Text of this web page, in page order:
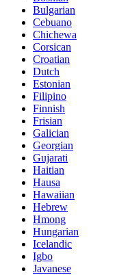
Bulgarian
Cebuano
Chichewa
Corsican
Croatian
Dutch
Estonian
Filipino
Finnish
Frisian
Galician
Georgian
Gujarati
Haitian
Hausa
Hawaiian
Hebrew
Hmong
Hungarian
Icelandic
Igbo
Javanese